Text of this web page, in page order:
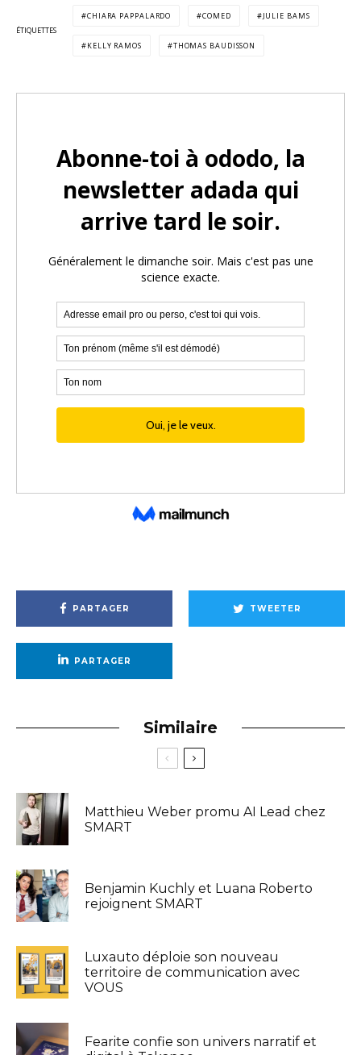
ÉTIQUETTES
CHIARA PAPPALARDO COMED JULIE BAMS
KELLY RAMOS THOMAS BAUDISSON
PARTAGER TWEETER
PARTAGER
Similaire
Matthieu Weber promu AI Lead chez
SMART
Benjamin Kuchly et Luana Roberto
rejoignent SMART
Luxauto déploie son nouveau
territoire de communication avec
VOUS
Fearite confie son univers narratif et